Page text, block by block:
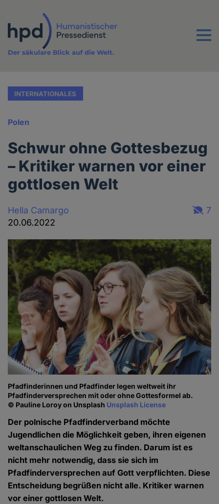
Inhalt
Menu
Der säkulare Blick auf die Welt.
INTERNATIONALES
Polen
Schwur ohne Gottesbezug
– Kritiker warnen vor einer
gottlosen Welt
Hella Camargo
20.06.2022
7
Pfadfinderinnen und Pfadfinder legen weltweit ihr
Pfadfinderversprechen mit oder ohne Gottesformel ab.
© Pauline Loroy on Unsplash Unsplash License
Der polnische Pfadfinderverband möchte
Jugendlichen die Möglichkeit geben, ihren eigenen
weltanschaulichen Weg zu finden. Darum ist es
nicht mehr notwendig, dass sie sich im
Pfadfinderversprechen auf Gott verpflichten. Diese
Entscheidung begrüßen nicht alle. Kritiker warnen
vor einer gottlosen Welt.